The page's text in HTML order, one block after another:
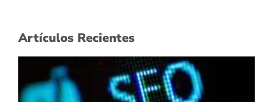
Artículos Recientes